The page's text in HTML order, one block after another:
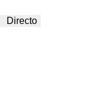
Directo